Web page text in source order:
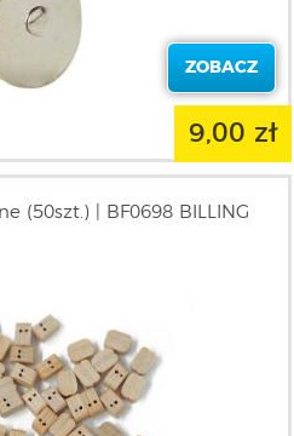
ZOBACZ
9,00 zł
(50szt.) | BF0698 BILLING